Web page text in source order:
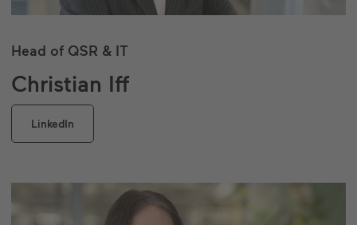
Head of QSR & IT
Christian Iff
LinkedIn